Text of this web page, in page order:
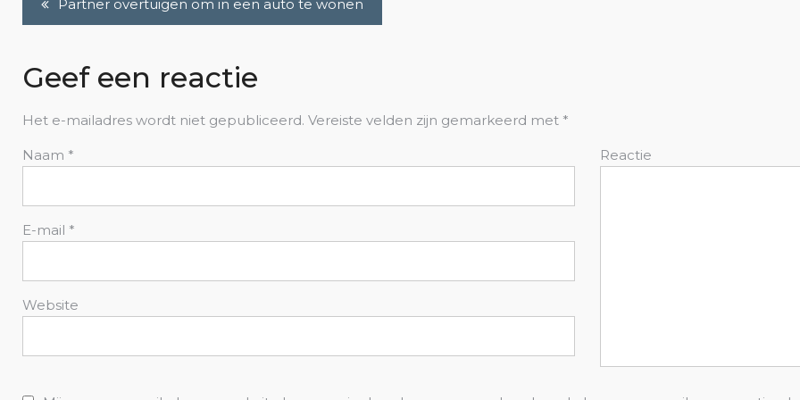
B
e
r
i
c
h
t
n
Partner overtuigen om in een auto te wonen
Geef een reactie
Het e-mailadres wordt niet gepubliceerd. Vereiste velden zijn gemarkeerd met *
Reactie
Naam *
E-mail *
Website